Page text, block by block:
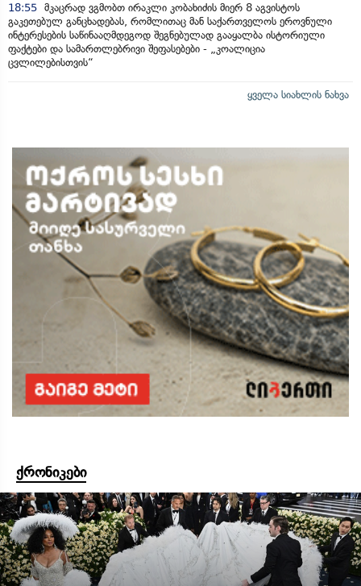
18:55 მკაცრად ვგმობთ ირაკლი კობახიძის მიერ 8 აგვისტოს
გაკეთებულ განცხადებას, რომლითაც მან საქართველოს ეროვნული
ინტერესების საწინააღმდეგოდ შეგნებულად გააყალბა ისტორიული
ფაქტები და სამართლებრივი შეფასებები - „კოალიცია
ცვლილებისთვის“
ყველა სიახლის ნახვა
ქრონიკები